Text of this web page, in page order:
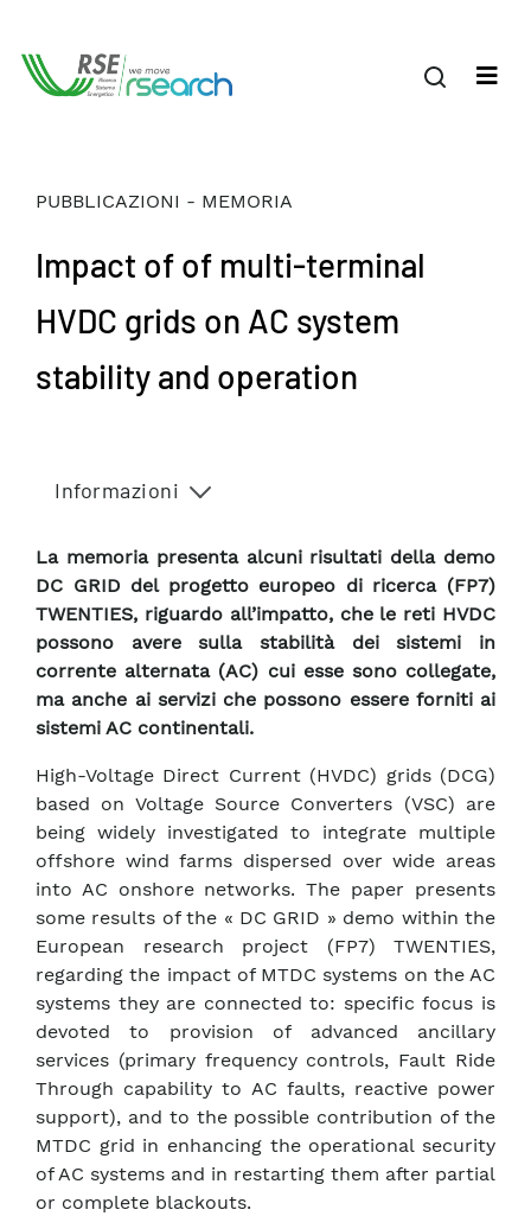
PUBBLICAZIONI - MEMORIA
Impact of of multi-terminal
HVDC grids on AC system
stability and operation
Informazioni
La memoria presenta alcuni risultati della demo
DC GRID del progetto europeo di ricerca (FP7)
TWENTIES, riguardo all’impatto, che le reti HVDC
possono avere sulla stabilità dei sistemi in
corrente alternata (AC) cui esse sono collegate,
ma anche ai servizi che possono essere forniti ai
sistemi AC continentali.
High-Voltage Direct Current (HVDC) grids (DCG)
based on Voltage Source Converters (VSC) are
being widely investigated to integrate multiple
offshore wind farms dispersed over wide areas
into AC onshore networks. The paper presents
some results of the « DC GRID » demo within the
European research project (FP7) TWENTIES,
regarding the impact of MTDC systems on the AC
systems they are connected to: specific focus is
devoted to provision of advanced ancillary
services (primary frequency controls, Fault Ride
Through capability to AC faults, reactive power
support), and to the possible contribution of the
MTDC grid in enhancing the operational security
of AC systems and in restarting them after partial
or complete blackouts.